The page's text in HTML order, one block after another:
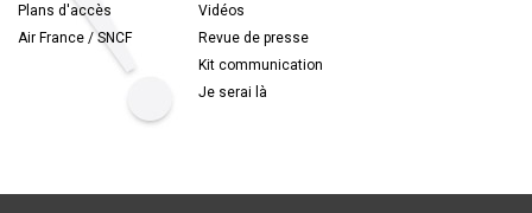
Plans d'accès
Air France / SNCF
Vidéos
Revue de presse
Kit communication
Je serai là